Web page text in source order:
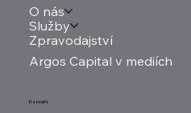
O nás
Služby
Zpravodajství
Argos Capital v mediích
Kontakt